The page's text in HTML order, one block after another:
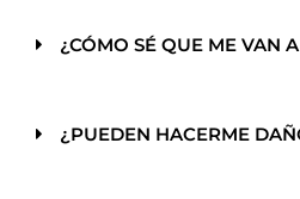
¿CÓMO SÉ QUE ME VAN
¿PUEDEN HACERME